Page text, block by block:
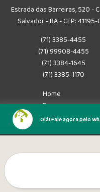
Estrada das Barreiras, 520 -
Salvador - BA - CEP:
(71) 3385-4455
(71) 99908-4455
(71) 3384-1645
(71) 3385-1170
Home
Empresa
Missão
Mapa do site
Olá! Fale agora pelo